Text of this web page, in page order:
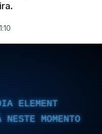
ELEMENT
MOMENTO